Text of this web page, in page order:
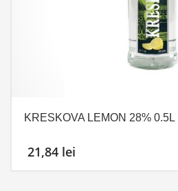
KRESKOVA LEMON 28% 0.5L
21,84 lei